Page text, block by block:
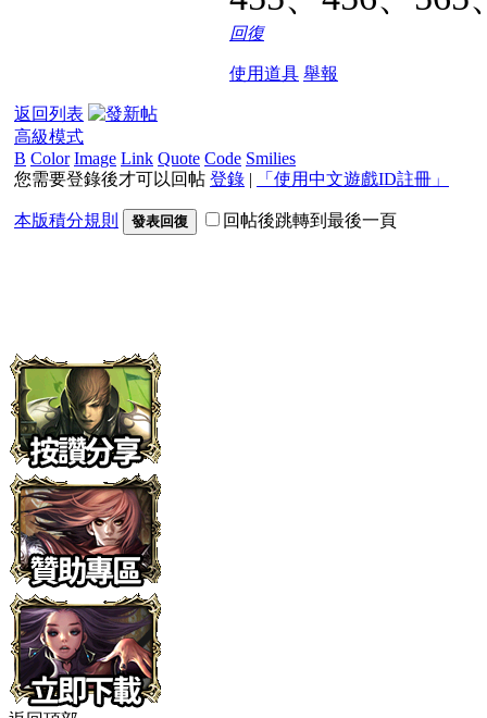
回復
使用道具 舉報
返回列表
高級模式
B Color Image Link Quote Code Smilies
您需要登錄後才可以回帖 登錄 | 「使用中文遊戲ID註冊」
本版積分規則 發表回復 回帖後跳轉到最後一頁